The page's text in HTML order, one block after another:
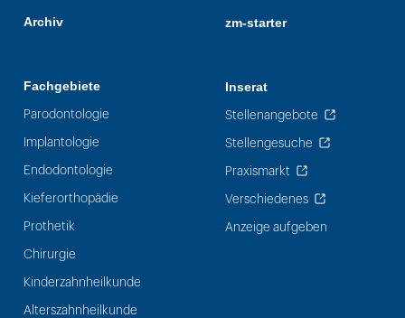
Archiv
Fachgebiete
Parodontologie
Implantologie
Endodontologie
Kieferorthopädie
Prothetik
Chirurgie
Kinderzahnheilkunde
Alterszahnheilkunde
zm-starter
Inserat
Stellenangebote
Stellengesuche
Praxismarkt
Verschiedenes
Anzeige aufgeben